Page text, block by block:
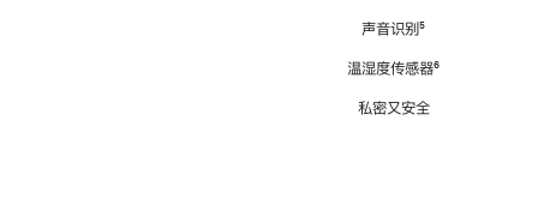
声音识别脚
⁵
温湿度传感器脚
⁶
私密又安全